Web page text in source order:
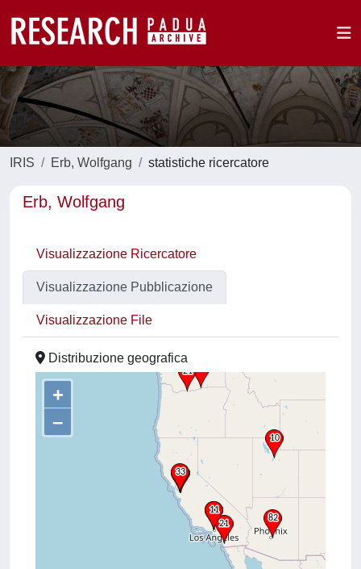
IRIS Erb, Wolfgang statistiche ricercatore
Erb, Wolfgang
Visualizzazione Ricercatore
Visualizzazione Pubblicazione
Visualizzazione File
Distribuzione geografica
+
–